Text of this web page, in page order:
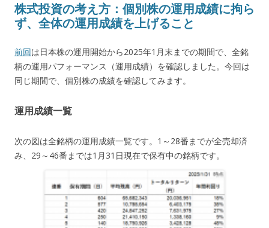
株式投資の考え方：個別株の運用成績に拘ら
ず、全体の運用成績を上げること
前回は日本株の運用開始から2025年1月末までの期間で、全銘
柄の運用パフォーマンス（運用成績）を確認しました。今回は
同じ期間で、個別株の成績を確認してみます。
運用成績一覧
次の図は全銘柄の運用成績一覧です。1～28番までが全売却済
み、29～46番までは1月31日現在で保有中の銘柄です。